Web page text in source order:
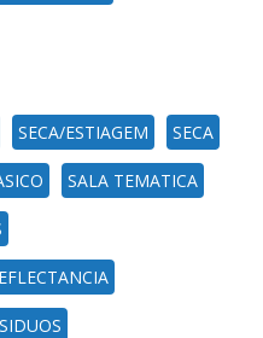
SECA/ESTIAGEM SECA
SALA TEMATICA